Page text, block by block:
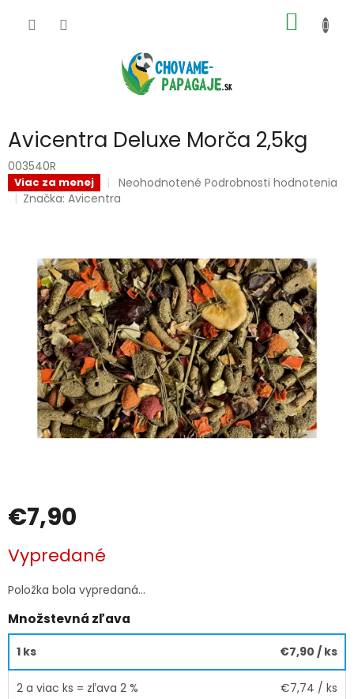
KOŠÍK
Avicentra Deluxe Morča 2,5kg
003540R
Viac za menej
Priemerné
hodnotenie
z
5
hviezdičiek.
Neohodnotené Podrobnosti hodnotenia
Značka:Avicentra
€7,90
cena:
Vypredané
Položka bola vypredaná…
Množstevná zľava
1 ks €7,90 / ks
2 a viac ks = zľava 2 % €7,74 / ks